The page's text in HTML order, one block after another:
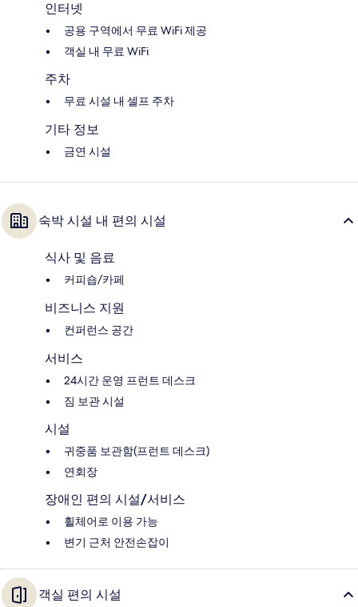
인터넷
공용 구역에서 무료 WiFi 제공
객실 내 무료 WiFi
주차
무료 시설 내 셀프 주차
기타 정보
금연 시설
숙박 시설 내 편의 시설
식사 및 음료
커피숍/카페
비즈니스 지원
컨퍼런스 공간
서비스
24시간 운영 프런트 데스크
짐 보관 시설
시설
귀중품 보관함(프런트 데스크)
연회장
장애인 편의 시설/서비스
휠체어로 이용 가능
변기 근처 안전손잡이
객실 편의 시설